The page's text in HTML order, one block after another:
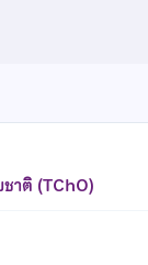
าติ (TChO)